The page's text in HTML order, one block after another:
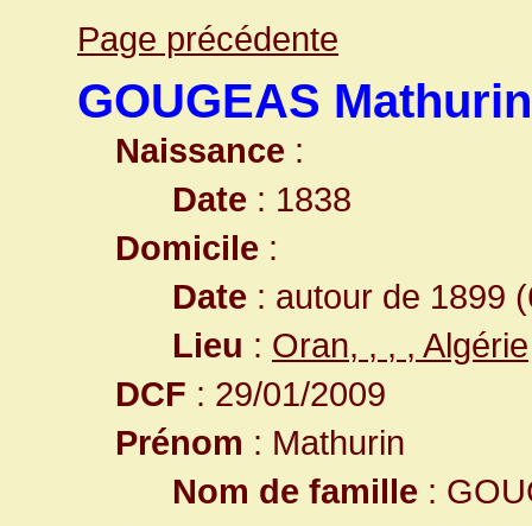
Page précédente
GOUGEAS Mathurin
Naissance :
Date : 1838
Domicile :
Date : autour de 1899
Lieu : Oran, , , , Algérie
DCF : 29/01/2009
Prénom : Mathurin
Nom de famille :